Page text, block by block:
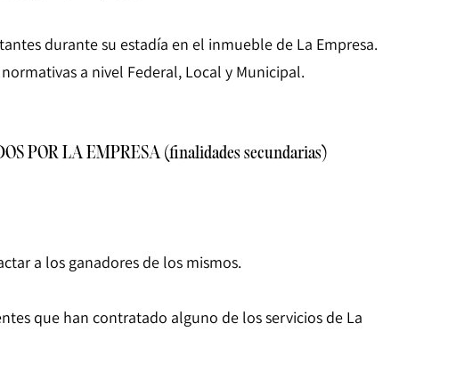
durante su estadía en el inmueble de La Empresa.
a nivel Federal, Local y Municipal.
POR LA EMPRESA (finalidades secundarias)
a los ganadores de los mismos.
que han contratado alguno de los servicios de La